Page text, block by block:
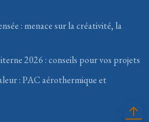
: menace sur la créativité, la
2026 : conseils pour vos projets
: PAC aérothermique et